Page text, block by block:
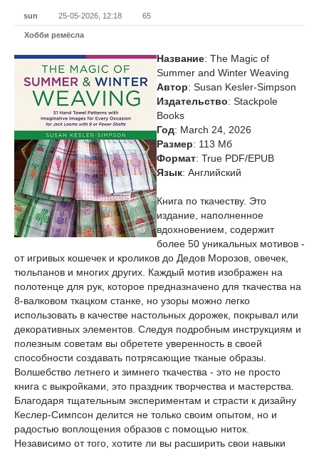
sun 25-05-2026, 12:18 65
Хобби ремёсла
Название: The Magic of
Summer and Winter Weaving
Автор: Susan Kesler-Simpson
Издательство: Stackpole
Books
Год: March 24, 2026
Размер: 113 Мб
Формат: True PDF/EPUB
Язык: Английский
Книга по ткачеству. Это
издание, наполненное
вдохновением, содержит
более 50 уникальных мотивов -
от игривых кошечек и кроликов до Дедов Морозов, овечек,
тюльпанов и многих других. Каждый мотив изображен на
полотенце для рук, которое предназначено для ткачества на
8-валковом ткацком станке, но узоры можно легко
использовать в качестве настольных дорожек, покрывал или
декоративных элементов. Следуя подробным инструкциям и
полезным советам вы обретете уверенность в своей
способности создавать потрясающие тканые образы.
Волшебство летнего и зимнего ткачества - это не просто
книга с выкройками, это праздник творчества и мастерства.
Благодаря тщательным экспериментам и страсти к дизайну
Кеслер-Симпсон делится не только своим опытом, но и
радостью воплощения образов с помощью ниток.
Независимо от того, хотите ли вы расширить свои навыки